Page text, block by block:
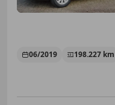
06/2019 198.227 km